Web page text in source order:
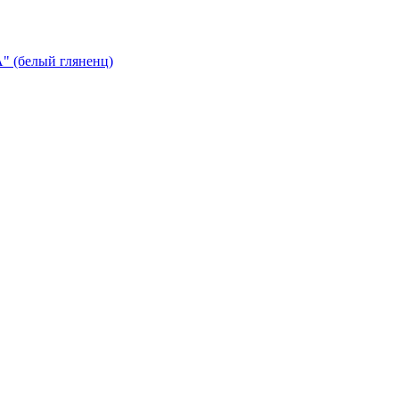
(белый гляненц)